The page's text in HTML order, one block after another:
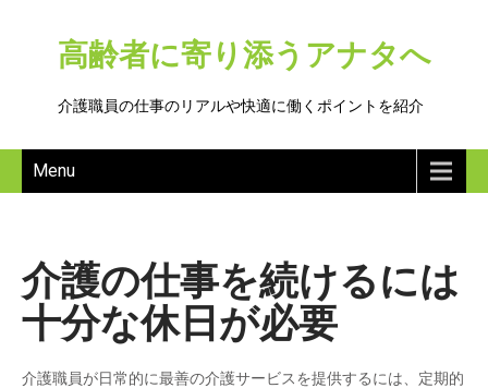
高齢者に寄り添うアナタへ
介護職員の仕事のリアルや快適に働くポイントを紹介
Menu
介護の仕事を続けるには
十分な休日が必要
介護職員が日常的に最善の介護サービスを提供するには、定期的